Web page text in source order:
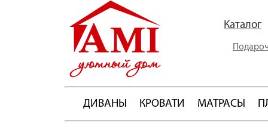
Каталог
ДИВАНЫ КРОВАТИ МАТРАСЫ